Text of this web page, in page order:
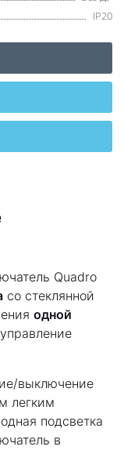
IP20
Quadro
со стеклянной
одной
выключение
легким
подсветка
в